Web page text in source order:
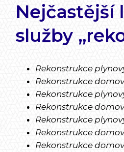
Nejčastější
služby
Rekonstrukce
Rekonstrukce
Rekonstrukce
Rekonstrukce
Rekonstrukce
Rekonstrukce
Rekonstrukce